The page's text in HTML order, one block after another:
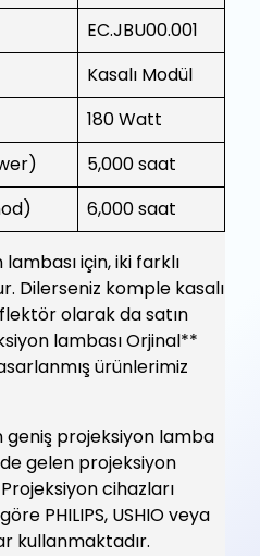
EC.JBU00.001
Kasalı Modül
180 Watt
5,000 saat
6,000 saat
lambası için, iki farklı
Dilerseniz komple kasalı
olarak da satın
lambası Orjinal**
ürünlerimiz
geniş projeksiyon lamba
gelen projeksiyon
cihazları
PHILIPS, USHIO veya
kullanmaktadır.